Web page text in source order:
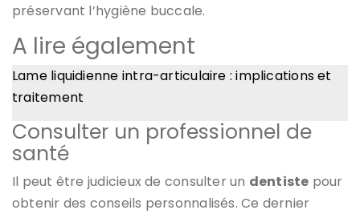
préservant l’hygiène buccale.
A lire également
Lame liquidienne intra-articulaire : implications et
traitement
Consulter un professionnel de
santé
Il peut être judicieux de consulter un dentiste pour
obtenir des conseils personnalisés. Ce dernier